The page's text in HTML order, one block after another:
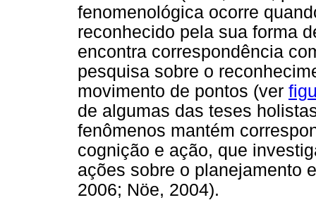
fenomenológica ocorre
reconhecido pela sua forma
encontra correspondência
pesquisa sobre o
movimento de pontos (ver
de algumas das teses
fenômenos mantém
cognição e ação, que
ações sobre o planejamento
2006; Nöe, 2004).